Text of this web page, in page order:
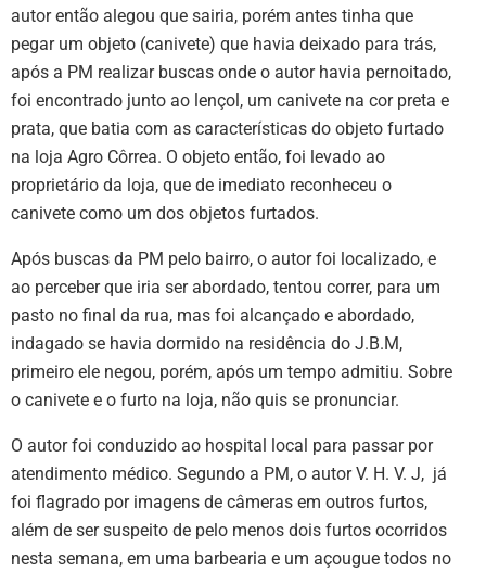
autor então alegou que sairia, porém antes tinha que
pegar um objeto (canivete) que havia deixado para trás,
após a PM realizar buscas onde o autor havia pernoitado,
foi encontrado junto ao lençol, um canivete na cor preta e
prata, que batia com as características do objeto furtado
na loja Agro Côrrea. O objeto então, foi levado ao
proprietário da loja, que de imediato reconheceu o
canivete como um dos objetos furtados.
Após buscas da PM pelo bairro, o autor foi localizado, e
ao perceber que iria ser abordado, tentou correr, para um
pasto no final da rua, mas foi alcançado e abordado,
indagado se havia dormido na residência do J.B.M,
primeiro ele negou, porém, após um tempo admitiu. Sobre
o canivete e o furto na loja, não quis se pronunciar.
O autor foi conduzido ao hospital local para passar por
atendimento médico. Segundo a PM, o autor V. H. V. J, já
foi flagrado por imagens de câmeras em outros furtos,
além de ser suspeito de pelo menos dois furtos ocorridos
nesta semana, em uma barbearia e um açougue todos no